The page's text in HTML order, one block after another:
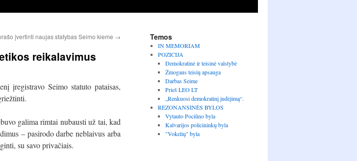
įvertinti naujas statybas Seimo kieme →
reikalavimus
įregistravo Seimo statuto pataisas,
galima rimtai nubausti už tai, kad
– pasirodo darbe neblaivus arba
su savo privačiais.
Temos
IN MEMORIAM
POZICIJA
Demokratinė ir teisinė valstybė
Žmogaus teisių apsauga
Darbas Seime
Prieš LEO LT
„Renkuosi demokratinį judėjimą“.
REZONANSINĖS BYLOS
Vytauto Pociūno byla
Kalvarijos policininkų byla
"Vokelių" byla